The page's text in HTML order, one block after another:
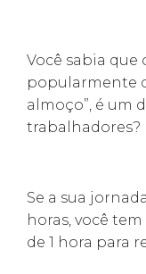
Você sabia
popularmente
almoço”, é um
trabalhadores?
Se a sua
horas, você
de 1 hora para